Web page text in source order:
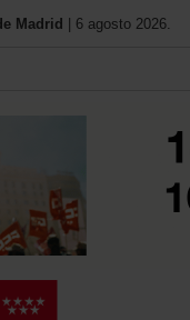
Madrid | 6 agosto 2026.